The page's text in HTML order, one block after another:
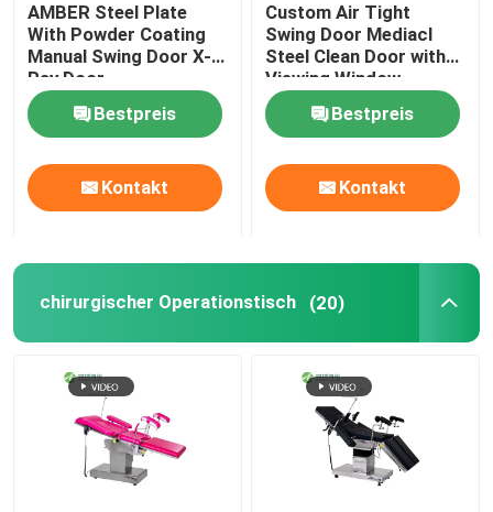
AMBER Steel Plate
With Powder Coating
Manual Swing Door X-
Ray Door
Bestpreis
Kontakt
Custom Air Tight
Swing Door Mediacl
Steel Clean Door with
Viewing Window
Bestpreis
Kontakt
chirurgischer Operationstisch (20)